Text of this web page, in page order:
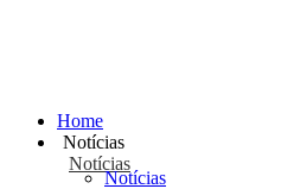
Home
Notícias
Notícias
Notícias